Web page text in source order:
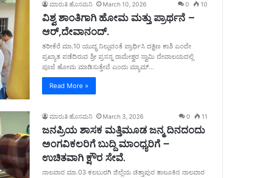
ಮಾರುತಿ ಹೊಸಮನಿ March 10, 2026 0 10
ವಿಶ್ವ ಶಾಂತಿಗಾಗಿ ಹೋಮ ಮತ್ತು ಪ್ರಾರ್ಥನೆ –
ಆರ್,ದೇವಾನಂದ್.
ತರೀಕೆರೆ ಮಾ.10 ಯುದ್ಧ ನಿಲ್ಲುವಂತೆ ಪ್ರಾರ್ಥಿಸಿ ದಕ್ಷಿಣ ಕಾಶಿ ಎಂದೇ
ಪ್ರಖ್ಯಾತ ಪಡೆದಿರುವ ಶ್ರೀ ಪ್ರಸನ್ನ ರಾಮೇಶ್ವರ ಸ್ವಾಮಿ ದೇವಾಲಯದಲ್ಲಿ
ಪೂಜೆ ಹೋಮ ಮಾಡಿಸುತ್ತೇವೆ ಎಂದು ಮ್ಯಾಮ್…
Read More »
ಮಾರುತಿ ಹೊಸಮನಿ March 3, 2026 0 11
ಜನಪ್ರಿಯ ಶಾಸಕ ಮತ್ತಿಮೂಡ ಜನ್ಮ ದಿನದಂದು
ಅಂಗವಿಕಲರಿಗೆ ಬುದ್ದಿ ಮಾಂಧ್ಯರಿಗೆ –
ಉಚಿತವಾಗಿ ಕ್ಷೌರ ಸೇವೆ.
ನಾಲವಾರ ಮಾ.03 ಕಲಬುರಗಿ ಜಿಲ್ಲೆಯ ಚಿತ್ತಾಪುರ ತಾಲೂಕಿನ ನಾಲವಾರ